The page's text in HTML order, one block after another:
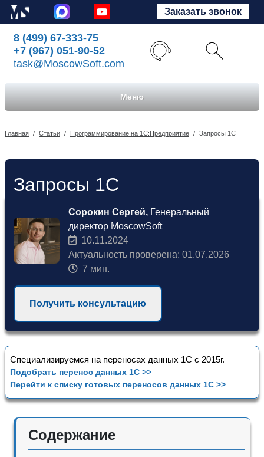
Заказать звонок
8 (499) 67-333-75
+7 (967) 051-90-52
task@MoscowSoft.com
Меню
Главная / Статьи / Программирование на 1С:Предприятие / Запросы 1С
Запросы 1С
Сорокин Сергей, Генеральный
директор MoscowSoft
10.11.2024
Актуальность проверена: 01.07.2026
7 мин.
Получить консультацию
Специализируемся на переносах данных 1С с 2015г.
Подобрать перенос данных 1С >>
Перейти к списку готовых переносов данных 1С >>
Содержание